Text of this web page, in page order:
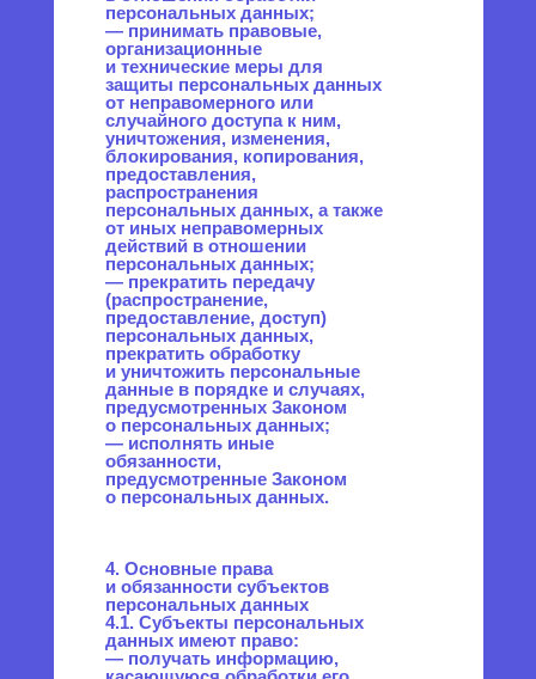
5. Оператор может
обрабатывать следующие
персональные данные
Пользователя
5.1. Фамилия, имя, отчество.
5.2. Электронный адрес.
5.3. Номера телефонов.
5.4. Также на сайте происходит
сбор и обработка
обезличенных данных
о посетителях (в т.ч. файлов
«cookie») с помощью сервисов
интернет-статистики (Яндекс
Метрика и Гугл Аналитика
и других).
5.5. Вышеперечисленные
данные далее по тексту
Политики объединены общим
понятием Персональные
данные.
5.6. Обработка специальных
категорий персональных
данных, касающихся расовой,
национальной
принадлежности,
политических взглядов,
религиозных или
философских убеждений,
интимной жизни, Оператором
не осуществляется.
5.7. Обработка персональных
данных, разрешенных для
распространения, из числа
специальных категорий
персональных данных,
указанных в ч. 1 ст. 10 Закона
о персональных данных,
допускается, если
соблюдаются запреты
и условия, предусмотренные
на обработку персональных
данных, разрешенных для
распространения,
оформляется отдельно
от других согласий
на обработку его
персональных данных. При
этом соблюдаются условия,
предусмотренные,
в частности, ст. 10.1 Закона